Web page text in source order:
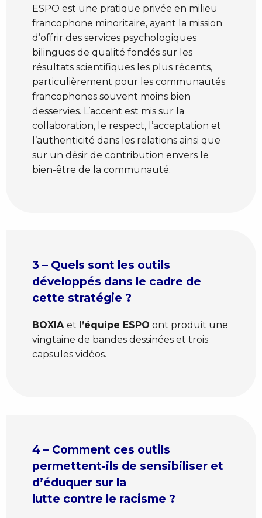
ESPO est une pratique privée en milieu
francophone minoritaire, ayant la mission
d’offrir des services psychologiques
bilingues de qualité fondés sur les
résultats scientifiques les plus récents,
particulièrement pour les communautés
francophones souvent moins bien
desservies. L’accent est mis sur la
collaboration, le respect, l’acceptation et
l’authenticité dans les relations ainsi que
sur un désir de contribution envers le
bien-être de la communauté.
3 – Quels sont les outils
développés dans le cadre de
cette stratégie ?
BOXIA et l’équipe ESPO ont produit une
vingtaine de bandes dessinées et trois
capsules vidéos.
4 – Comment ces outils
permettent-ils de sensibiliser et
d’éduquer sur la
lutte contre le racisme ?